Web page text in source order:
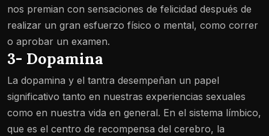
nos premian con sensaciones de felicidad después de
realizar un gran esfuerzo físico o mental, como correr
o aprobar un examen.
3- Dopamina
La dopamina y el tantra desempeñan un papel
significativo tanto en nuestras experiencias sexuales
como en nuestra vida en general. En el sistema límbico,
que es el centro de recompensa del cerebro, la